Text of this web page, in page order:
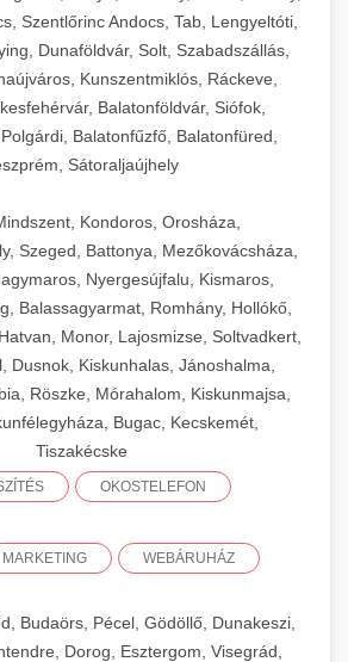
Szentlőrinc Andocs, Tab, Lengyeltóti,
Dunaföldvár, Solt, Szabadszállás,
Kunszentmiklós, Ráckeve,
Balatonföldvár, Siófok,
Balatonfűzfő, Balatonfüred,
Sátoraljaújhely
Kondoros, Orosháza,
Szeged, Battonya, Mezőkovácsháza,
Nyergesújfalu, Kismaros,
Balassagyarmat, Romhány, Hollókő,
Monor, Lajosmizse, Soltvadkert,
Dusnok, Kiskunhalas, Jánoshalma,
Röszke, Mórahalom, Kiskunmajsa,
Bugac, Kecskemét,
Tiszakécske
OKOSTELEFON
MARKETING WEBÁRUHÁZ
Budaörs, Pécel, Gödöllő, Dunakeszi,
Dorog, Esztergom, Visegrád,